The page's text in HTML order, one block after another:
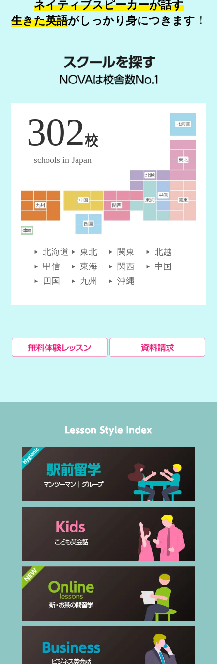
ネイティブスピーカーが話す
生きた英語がしっかり身につきます！
北海道 東北 関東
北越
甲信
東海 関西
中国
四国
九州 沖縄
302校
schools in Japan